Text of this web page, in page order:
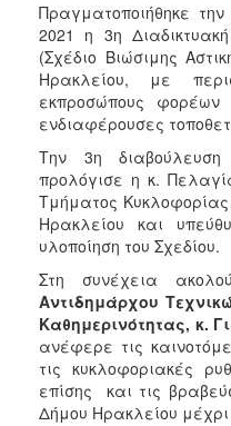
ΗΡΑΚΛΕΙΟ
Πραγματοποιήθηκε
2021 η 3η
(Σχέδιο Βιώσιμης
Ηρακλείου, με
εκπροσώπους φορέων
ενδιαφέρουσες
Την 3η
προλόγισε η κ.
Τμήματος Κυκλοφορίας
Ηρακλείου και
υλοποίηση του Σχεδίου.
Στη συνέχεια
Αντιδημάρχου
Καθημερινότητας, κ.
ανέφερε τις
τις κυκλοφοριακές
επίσης και τις
Δήμου Ηρακλείου